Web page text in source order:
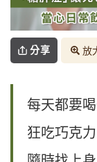
分享 放
每天都要
狂吃巧克